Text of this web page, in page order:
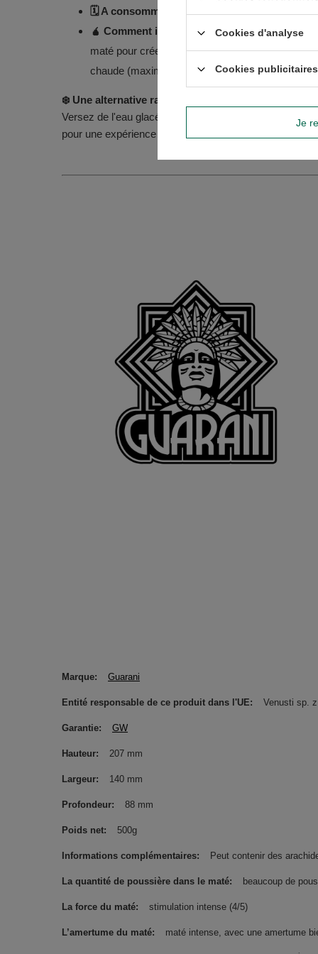
🗓️ A consommer de préférence avant :
🧉 Comment infuser la yerba mate ?Verser
maté pour créer un monticule de feuilles
chaude (maximum 80°C). Dégustez !
❄️ Une alternative rafraîchissante pour les journées
Versez de l'eau glacée ou du jus sur les feuilles,
pour une expérience rafraîchissante ultime !
Marque Guarani
Entité responsable de ce produit dans l'UE Venusti sp. z
Garantie GW
Hauteur 207 mm
Largeur 140 mm
Profondeur 88 mm
Poids net 500g
Informations complémentaires Peut contenir des
La quantité de poussière dans le maté beaucoup de
La force du maté stimulation intense (4/5)
L’amertume du maté maté intense, avec une amertume
Cookies d'analyse
Cookies publicitaires
Je